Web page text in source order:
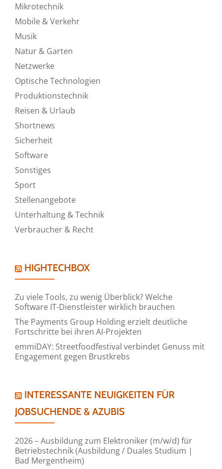
Mikrotechnik
Mobile & Verkehr
Musik
Natur & Garten
Netzwerke
Optische Technologien
Produktionstechnik
Reisen & Urlaub
Shortnews
Sicherheit
Software
Sonstiges
Sport
Stellenangebote
Unterhaltung & Technik
Verbraucher & Recht
HIGHTECHBOX
Zu viele Tools, zu wenig Überblick? Welche
Software IT-Dienstleister wirklich brauchen
The Payments Group Holding erzielt deutliche
Fortschritte bei ihren AI-Projekten
emmiDAY: Streetfoodfestival verbindet Genuss mit
Engagement gegen Brustkrebs
INTERESSANTE NEUIGKEITEN FÜR
JOBSUCHENDE & AZUBIS
2026 – Ausbildung zum Elektroniker (m/w/d) für
Betriebstechnik (Ausbildung / Duales Studium |
Bad Mergentheim)